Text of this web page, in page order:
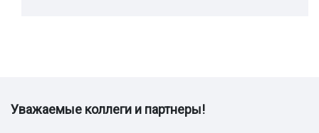
Уважаемые коллеги и партнеры!